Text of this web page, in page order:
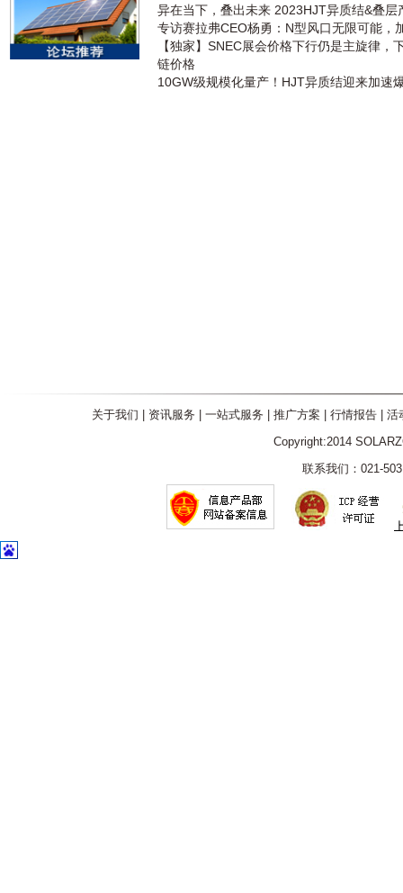
异在当下，叠出未来 2023HJT异质结&叠层
专访赛拉弗CEO杨勇：N型风口无限可能，
【独家】SNEC展会价格下行仍是主旋律，
链价格
10GW级规模化量产！HJT异质结迎来加速
关于我们 资讯服务 一站式服务 推广方案 行情报告| 活
Copyright:2014
联系我们：021-